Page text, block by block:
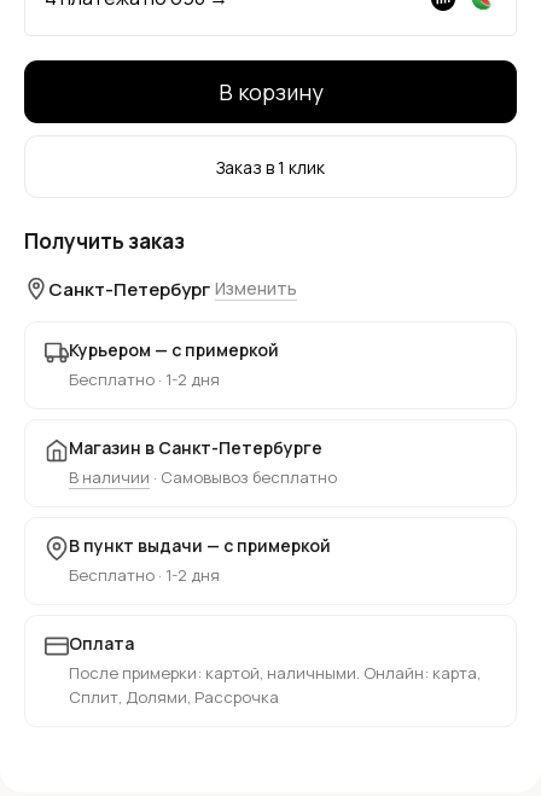
В корзину
Заказ в 1 клик
Получить заказ
Санкт-Петербург Изменить
Курьером — с примеркой
Бесплатно · 1-2 дня
Магазин в Санкт-Петербурге
В наличии · Самовывоз бесплатно
В пункт выдачи — с примеркой
Бесплатно · 1-2 дня
Оплата
После примерки: картой, наличными. Онлайн: карта,
Сплит, Долями, Рассрочка